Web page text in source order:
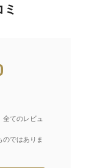
てのレビュ
ではありま